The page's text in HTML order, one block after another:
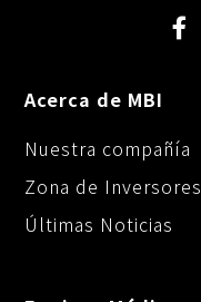
Acerca de MBI
Nuestra compañía
Zona de Inversores
Últimas Noticias